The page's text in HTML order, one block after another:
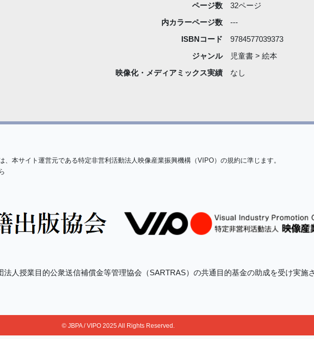
ページ数
32ページ
内カラーページ数
---
ISBNコード
9784577039373
ジャンル
児童書 > 絵本
映像化・ メディアミックス実績 なし
、本サイト運営元である特定非営利活動法人映像産業振興機構（VIPO）の規約に準じます。
法人授業目的公衆送信補償金等管理協会（SARTRAS）の共通目的基金の助成を受け実施
© JBPA / VIPO 2025 All Rights Reserved.